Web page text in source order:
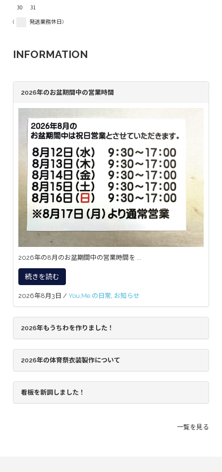
30
31
( 発送業務休日)
INFORMATION
2026年のお盆期間中の営業時間
2026年の8月のお盆期間中の営業時間を ...
続きを読む
2026年8月3日 / You,Me.の日常, お知らせ
2026年もうちわを作りました！
2026年の体育祭衣装製作について
看板を新調しました！
一覧を見る